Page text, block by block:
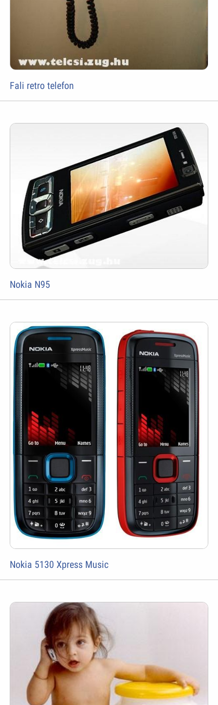
Fali retro telefon
Nokia N95
Nokia 5130 Xpress Music